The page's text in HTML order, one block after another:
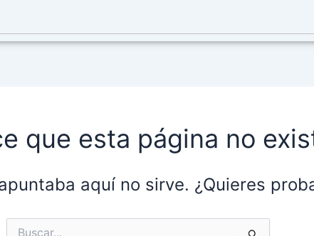
que esta página no
aquí no sirve. ¿Quieres
Buscar